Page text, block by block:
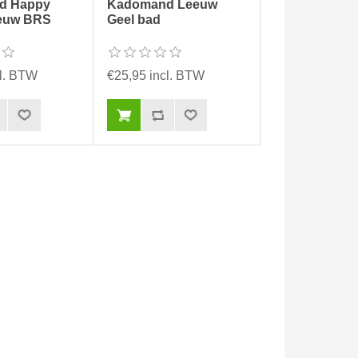
Happy
BRS
BTW
Kadomand Leeuw
Geel bad
€25,95 incl. BTW